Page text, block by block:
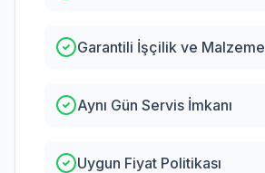
Garantili İşçilik ve Malzeme
Aynı Gün Servis İmkanı
Uygun Fiyat Politikası